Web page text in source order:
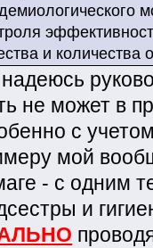
и количества
не может в
с
мой
- с одним
и